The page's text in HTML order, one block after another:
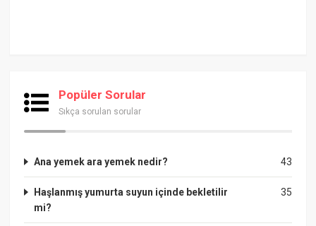
Popüler Sorular
Sıkça sorulan sorular
43
Ana yemek ara yemek nedir?
35
Haşlanmış yumurta suyun içinde bekletilir
mi?